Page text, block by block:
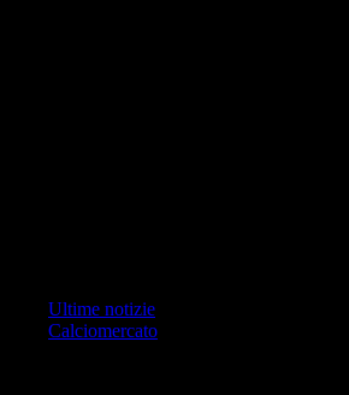
Ultime notizie
Calciomercato